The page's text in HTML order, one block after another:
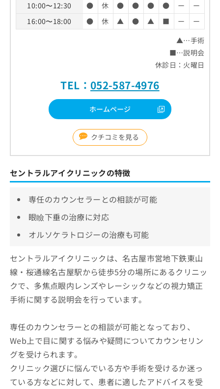
10:00〜12:30
● 休 ● ● ● ● ー
ー
16:00〜18:00
● 休 ▲ ● ▲ ■ ー
ー
▲…手術
■…説明会
休診日：火曜日
TEL： 052-587-4976
ホームページ
クチコミを見る
セントラルアイクリニックの特徴
専任のカウンセラーとの相談が可能
眼瞼下垂の治療に対応
オルソケラトロジーの治療も可能
セントラルアイクリニックは、名古屋市営地下鉄東山
線・桜通線名古屋駅から徒歩5分の場所にあるクリニッ
クで、多焦点眼内レンズやレーシックなどの視力矯正
手術に関する説明会を行っています。
専任のカウンセラーとの相談が可能となっており、
Web上で目に関する悩みや疑問についてカウンセリン
グを受けられます。
クリニック選びに悩んでいる方や手術を受けるか迷っ
ている方などに対して、患者に適したアドバイスを受